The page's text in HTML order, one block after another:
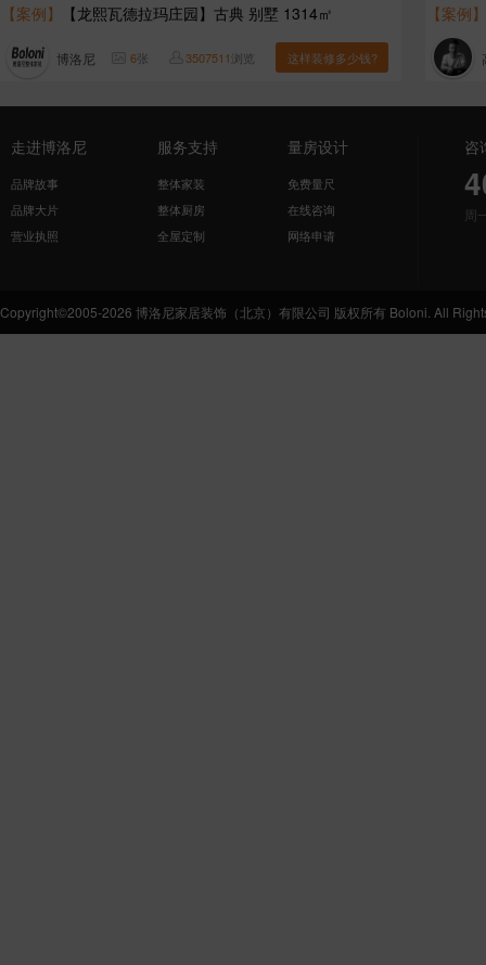
【案例】 【龙熙瓦德拉玛庄园】古典 别墅 1314㎡
博洛尼 6张 3507511浏览 这样装修多少钱?
【案例】
走进博洛尼
品牌故事
品牌大片
营业执照
服务支持
整体家装
整体厨房
全屋定制
量房设计
免费量尺
在线咨询
网络申请
咨
周
Copyright©2005-2026 博洛尼家居装饰（北京）有限公司 版权所有 Boloni. All